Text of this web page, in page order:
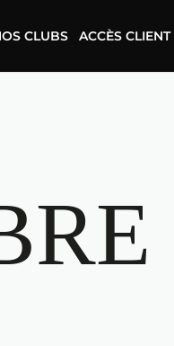
CLUBS ACCÈS CLIENT